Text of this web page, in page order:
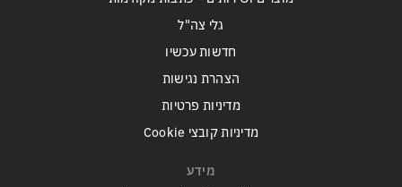
גלי צה"ל
חדשות עכשיו
הצהרת נגישות
מדיניות פרטיות
מדיניות קובצי Cookie
מידע